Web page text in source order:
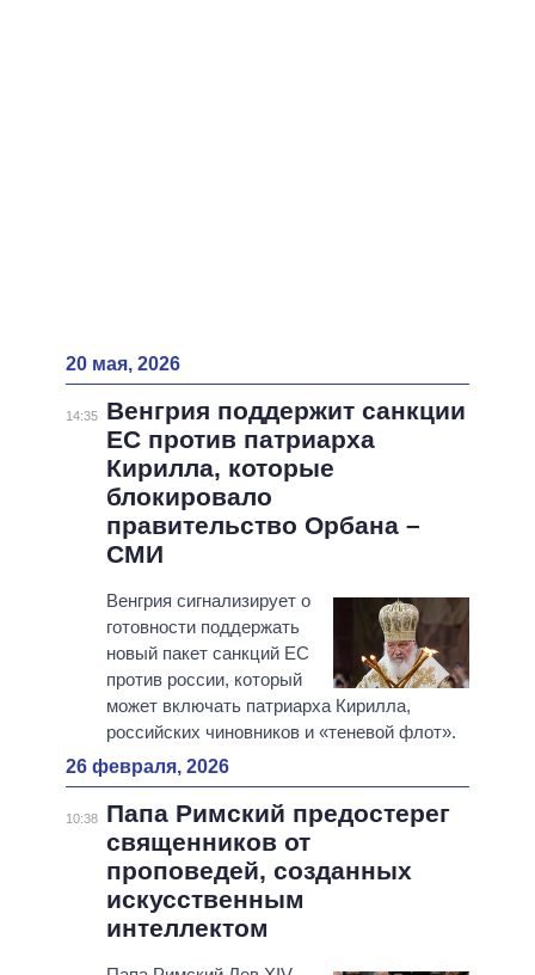
20 мая, 2026
14:35
Венгрия поддержит санкции
ЕС против патриарха
Кирилла, которые
блокировало
правительство Орбана –
СМИ
Венгрия сигнализирует о
готовности поддержать
новый пакет санкций ЕС
против россии, который
может включать патриарха Кирилла,
российских чиновников и «теневой флот».
26 февраля, 2026
10:38
Папа Римский предостерег
священников от
проповедей, созданных
искусственным
интеллектом